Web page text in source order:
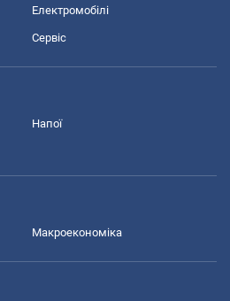
Електромобілі
Сервіс
Напої
Макроекономіка